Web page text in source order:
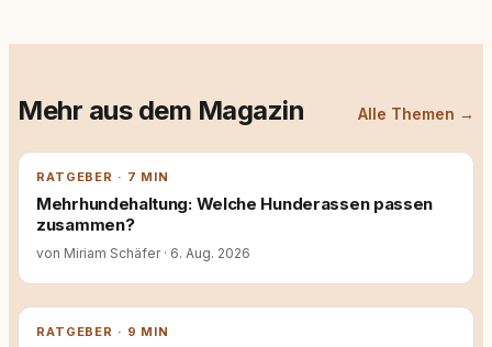
Mehr aus dem Magazin Alle Themen →
RATGEBER · 7 MIN
Mehrhundehaltung: Welche Hunderassen passen
zusammen?
von Miriam Schäfer · 6. Aug. 2026
RATGEBER · 9 MIN